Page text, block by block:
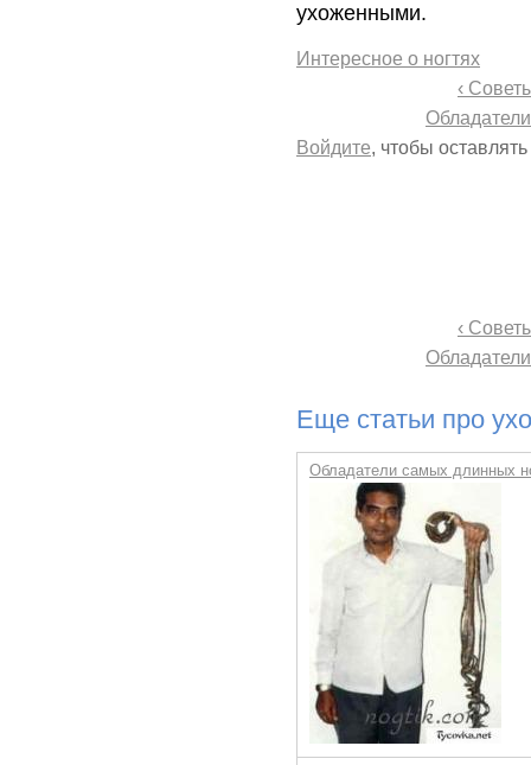
ухоженными.
Интересное о ногтях
‹
Войдите, чтобы
‹
Еще статьи про
Обладатели самых длинных